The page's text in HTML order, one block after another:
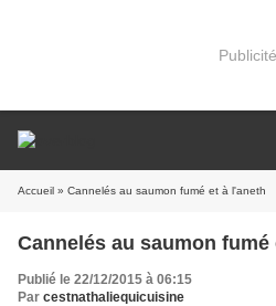
Publicité
Accueil » Cannelés au saumon fumé et à l'aneth
Cannelés au saumon fumé
Publié le 22/12/2015 à 06:15
Par cestnathaliequicuisine